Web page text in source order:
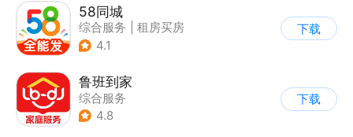
58同城
综合服务
租房买房
4.1
下载
鲁班到家
综合服务
4.8
下载